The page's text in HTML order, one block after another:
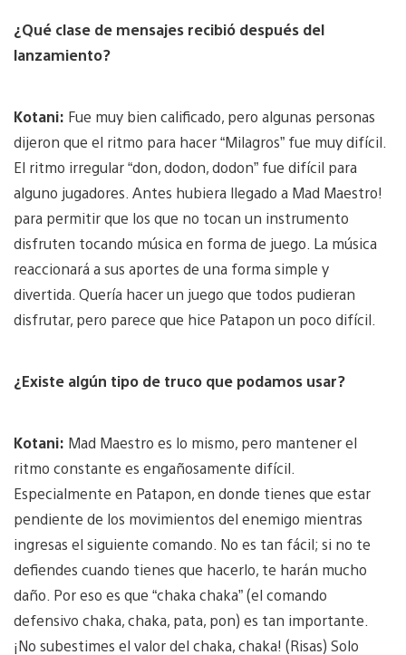
¿Qué clase de mensajes recibió después del
lanzamiento?
Kotani: Fue muy bien calificado, pero algunas personas
dijeron que el ritmo para hacer “Milagros” fue muy difícil.
El ritmo irregular “don, dodon, dodon” fue difícil para
alguno jugadores. Antes hubiera llegado a Mad Maestro!
para permitir que los que no tocan un instrumento
disfruten tocando música en forma de juego. La música
reaccionará a sus aportes de una forma simple y
divertida. Quería hacer un juego que todos pudieran
disfrutar, pero parece que hice Patapon un poco difícil.
¿Existe algún tipo de truco que podamos usar?
Kotani: Mad Maestro es lo mismo, pero mantener el
ritmo constante es engañosamente difícil.
Especialmente en Patapon, en donde tienes que estar
pendiente de los movimientos del enemigo mientras
ingresas el siguiente comando. No es tan fácil; si no te
defiendes cuando tienes que hacerlo, te harán mucho
daño. Por eso es que “chaka chaka” (el comando
defensivo chaka, chaka, pata, pon) es tan importante.
¡No subestimes el valor del chaka, chaka! (Risas) Solo